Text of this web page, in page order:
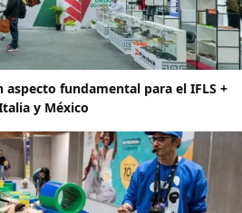
fundamental para el IFLS +
y México